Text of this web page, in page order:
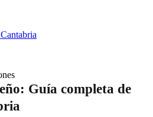
Guía completa de